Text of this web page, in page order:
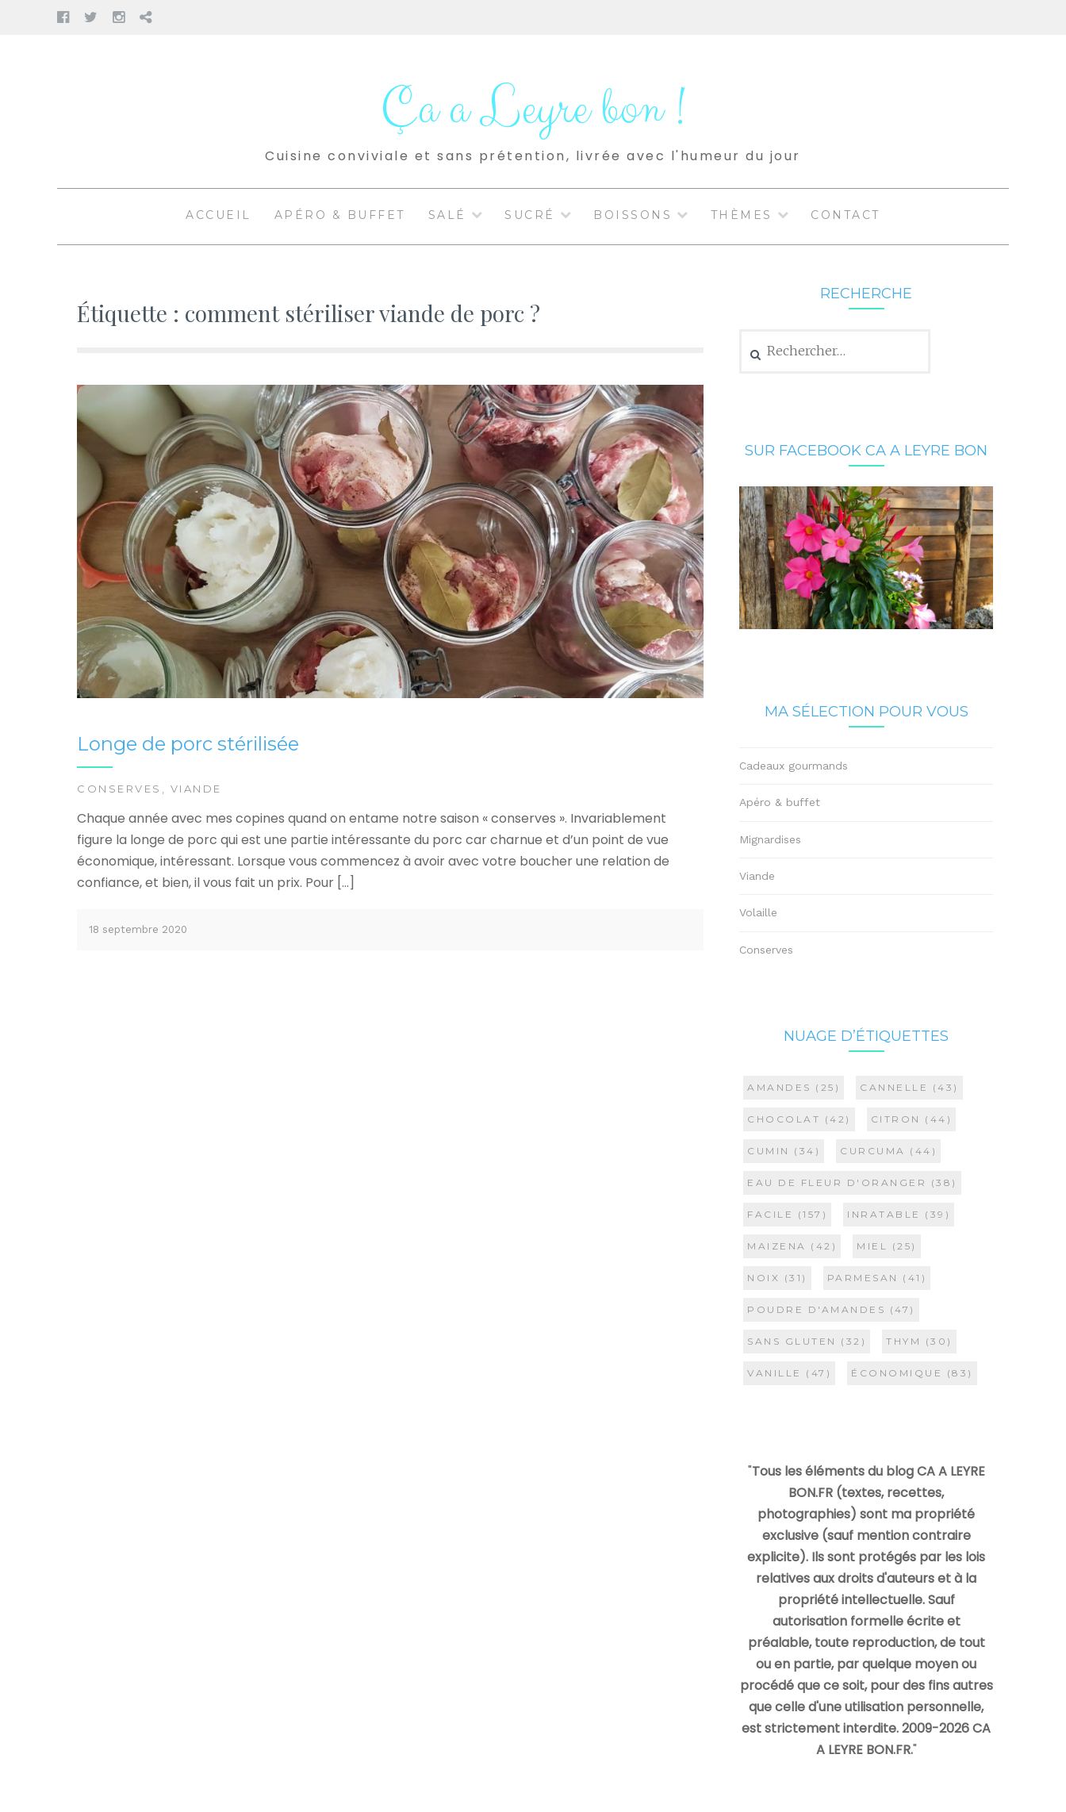
FacebookTwitter
Instagram
Pinterest
Ça a Leyre bon !
Cuisine conviviale et sans prétention, livrée avec l'humeur du jour
ACCUEIL APÉRO & BUFFET SALÉ SUCRÉ BOISSONS THÈMES CONTACT
Étiquette : comment stériliser viande de porc ?
Longe de porc stérilisée
CONSERVES VIANDE
Chaque année avec mes copines quand on entame notre saison « conserves ». Invariablement
figure la longe de porc qui est une partie intéressante du porc car charnue et d’un point de vue
économique, intéressant. Lorsque vous commencez à avoir avec votre boucher une relation de
confiance, et bien, il vous fait un prix. Pour […]
18 septembre 2020
RECHERCHE
SUR FACEBOOK CA A LEYRE BON
MA SÉLECTION POUR VOUS
Cadeaux gourmands
Apéro & buffet
Mignardises
Viande
Volaille
Conserves
NUAGE D’ÉTIQUETTES
AMANDES (25) CANNELLE (43)
CHOCOLAT (42) CITRON (44)
CUMIN (34) CURCUMA (44)
EAU DE FLEUR D'ORANGER (38)
FACILE (157) INRATABLE (39)
MAIZENA (42) MIEL (25)
NOIX (31) PARMESAN (41)
POUDRE D'AMANDES (47)
SANS GLUTEN (32) THYM (30)
VANILLE (47) ÉCONOMIQUE (83)
"Tous les éléments du blog CA A LEYRE
BON.FR (textes, recettes,
photographies) sont ma propriété
exclusive (sauf mention contraire
explicite). Ils sont protégés par les lois
relatives aux droits d'auteurs et à la
propriété intellectuelle. Sauf
autorisation formelle écrite et
préalable, toute reproduction, de tout
ou en partie, par quelque moyen ou
procédé que ce soit, pour des fins autres
que celle d'une utilisation personnelle,
est strictement interdite. 2009-2026 CA
A LEYRE BON.FR."